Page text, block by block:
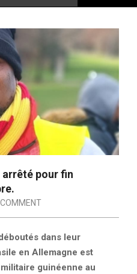
arrêté pour fin
dans leur
en Allemagne est
guinéenne au